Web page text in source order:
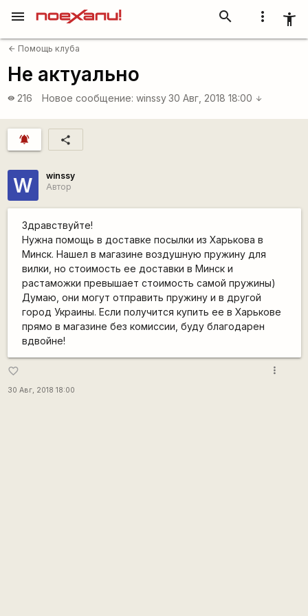
more_vert accessibility_new
search
menu
arrow_back Помощь клуба
Не актуально
visibility 216 Новое сообщение: winssy 30 Авг, 2018 18:00 arrow_downward
notifications_active share
W
winssy
Автор
Здравствуйте!
Нужна помощь в доставке посылки из Харькова в
Минск. Нашел в магазине воздушную пружину для
вилки, но стоимость ее доставки в Минск и
растаможки превышает стоимость самой пружины)
Думаю, они могут отправить пружину и в другой
город Украины. Если получится купить ее в Харькове
прямо в магазине без комиссии, буду благодарен
вдвойне!
favorite_border
30 Авг, 2018 18:00
more_vert